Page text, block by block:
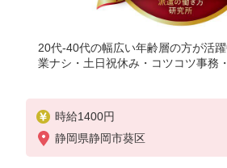
20代-40代の幅広い年齢層の方が活
業ナシ・土日祝休み・コツコツ事務
時給1400円
静岡県静岡市葵区